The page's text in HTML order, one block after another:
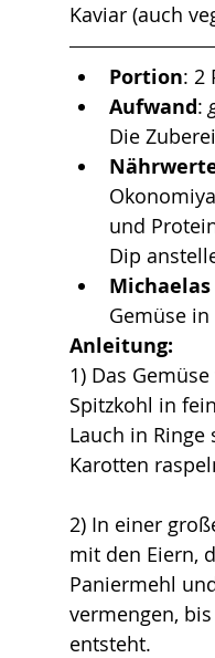
Kaviar (auch
Portion: 2
Aufwand:
Die
und
Dip
Gemüse
Anleitung:
1) Das
Spitzkohl in
Lauch in
Karotten
2) In einer
mit den Eiern,
Paniermehl
vermengen,
entsteht.